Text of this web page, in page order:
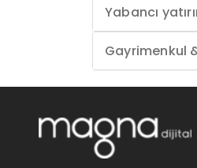
Yabancı
Gayrimenkul